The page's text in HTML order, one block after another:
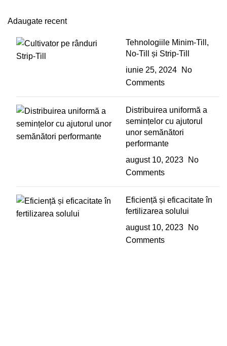
Adaugate recent
Tehnologiile Minim-Till,
No-Till și Strip-Till
iunie 25, 2024
No
Comments
Distribuirea uniformă a
semințelor cu ajutorul
unor semănători
performante
august 10, 2023
No
Comments
Eficiență și eficacitate în
fertilizarea solului
august 10, 2023
No
Comments